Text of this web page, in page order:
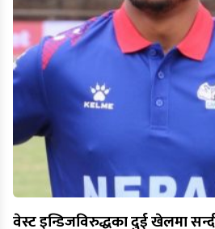
वेस्ट इन्डिजविरुद्धका दुई खेलमा